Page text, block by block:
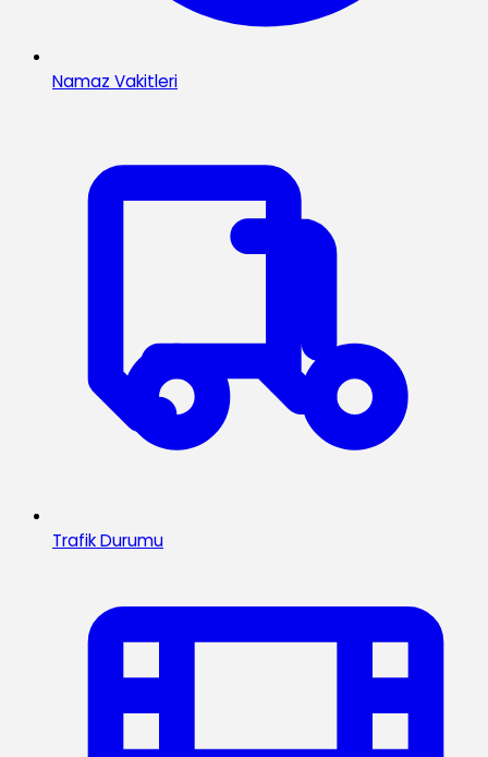
Namaz Vakitleri
Trafik Durumu